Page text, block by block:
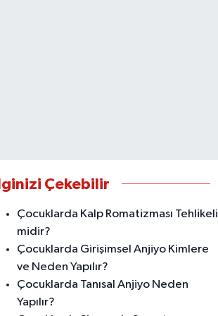
Çekebilir
Çocuklarda Kalp Romatizması Tehlikeli
midir?
Çocuklarda Girişimsel Anjiyo Kimlere
ve Neden Yapılır?
Çocuklarda Tanısal Anjiyo Neden
Yapılır?